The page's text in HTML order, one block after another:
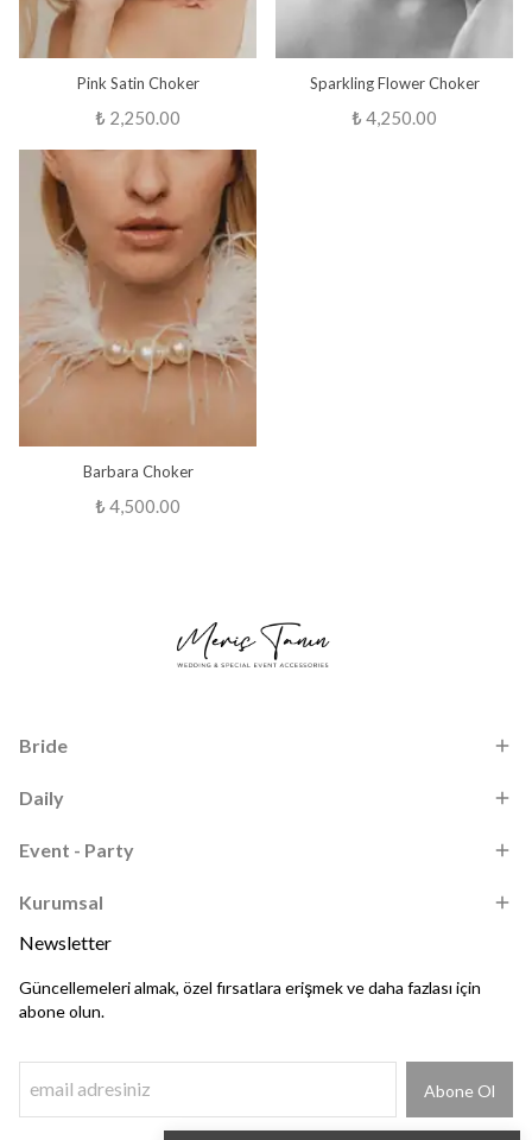
Pink Satin Choker
₺ 2,250.00
Sparkling Flower Choker
₺ 4,250.00
Barbara Choker
₺ 4,500.00
Bride
Daily
Event - Party
Kurumsal
Newsletter
Güncellemeleri almak, özel fırsatlara erişmek ve daha fazlası için
abone olun.
Abone Ol